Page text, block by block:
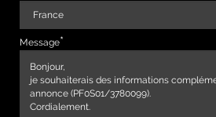
Message